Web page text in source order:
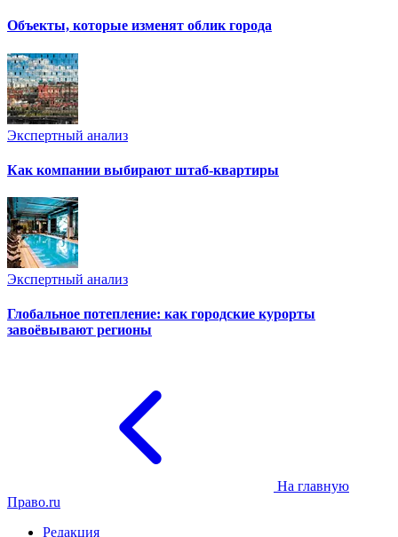
Объекты, которые изменят облик города
Экспертный анализ
Как компании выбирают штаб-квартиры
Экспертный анализ
Глобальное потепление: как городские курорты
завоёвывают регионы
На главную
Право.ru
Редакция